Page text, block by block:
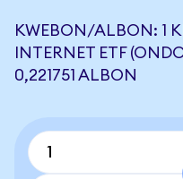
KWEBON/ALBON: 1
INTERNET ETF
0,221751 ALBON